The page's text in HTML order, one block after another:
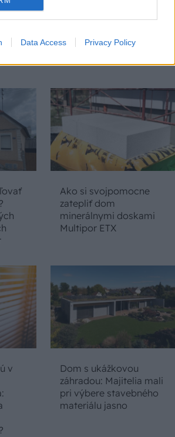
Data Access Privacy Policy
deň!
Ako si svojpomocne
zatepliť dom
minerálnymi doskami
Multipor ETX
v
Dom s ukážkovou
záhradou: Majitelia mali
pri výbere stavebného
materiálu jasno